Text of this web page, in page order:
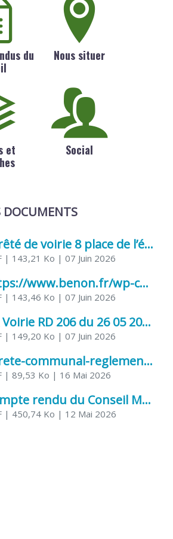
du
Nous situer
et
Social
DOCUMENTS
Arrêté de voirie 8 place de l’église 17170 Benon
| 143,21 Ko | 07 Juin 2026
https://www.benon.fr/wp-content/uploads/2026/06/AR-Voirie-Chemin-de-Lafond-du-26-05-2026.pdf
| 143,46 Ko | 07 Juin 2026
AR Voirie RD 206 du 26 05 2026
| 149,20 Ko | 07 Juin 2026
Arrete-communal-reglemenatnt-des-bruits-de-voisinage-et-des-activites-bruyantes
| 89,53 Ko | 16 Mai 2026
Compte rendu du Conseil Municipal du 06 mai 2026
| 450,74 Ko | 12 Mai 2026